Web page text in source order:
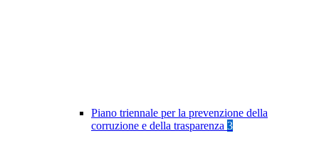
Piano triennale per la prevenzione della
corruzione e della trasparenza 3